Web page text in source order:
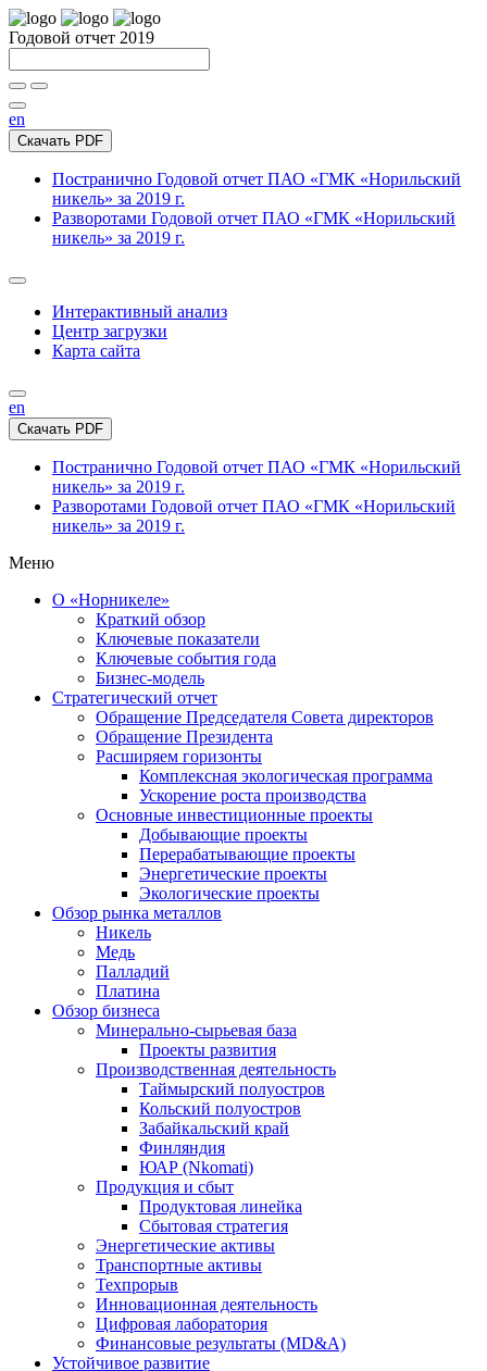
Годовой отчет 2019
en
Скачать PDF
Постранично Годовой отчет ПАО «ГМК «Норильский
никель» за 2019 г.
Разворотами Годовой отчет ПАО «ГМК «Норильский
никель» за 2019 г.
Интерактивный анализ
Центр загрузки
Карта сайта
en
Скачать PDF
Постранично Годовой отчет ПАО «ГМК «Норильский
никель» за 2019 г.
Разворотами Годовой отчет ПАО «ГМК «Норильский
никель» за 2019 г.
Меню
О «Норникеле»
Краткий обзор
Ключевые показатели
Ключевые события года
Бизнес-модель
Стратегический отчет
Обращение Председателя Совета директоров
Обращение Президента
Расширяем горизонты
Комплексная экологическая программа
Ускорение роста производства
Основные инвестиционные проекты
Добывающие проекты
Перерабатывающие проекты
Энергетические проекты
Экологические проекты
Обзор рынка металлов
Никель
Медь
Палладий
Платина
Обзор бизнеса
Минерально-сырьевая база
Проекты развития
Производственная деятельность
Таймырский полуостров
Кольский полуостров
Забайкальский край
Финляндия
ЮАР (Nkomati)
Продукция и сбыт
Продуктовая линейка
Сбытовая стратегия
Энергетические активы
Транспортные активы
Техпрорыв
Инновационная деятельность
Цифровая лаборатория
Финансовые результаты (MD&A)
Устойчивое развитие